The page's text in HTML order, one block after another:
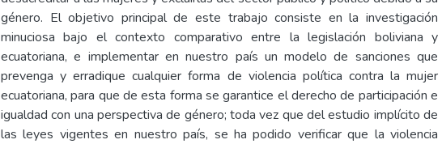
género. El objetivo principal de este trabajo consiste en la investigación
minuciosa bajo el contexto comparativo entre la legislación boliviana y
ecuatoriana, e implementar en nuestro país un modelo de sanciones que
prevenga y erradique cualquier forma de violencia política contra la mujer
ecuatoriana, para que de esta forma se garantice el derecho de participación e
igualdad con una perspectiva de género; toda vez que del estudio implícito de
las leyes vigentes en nuestro país, se ha podido verificar que la violencia